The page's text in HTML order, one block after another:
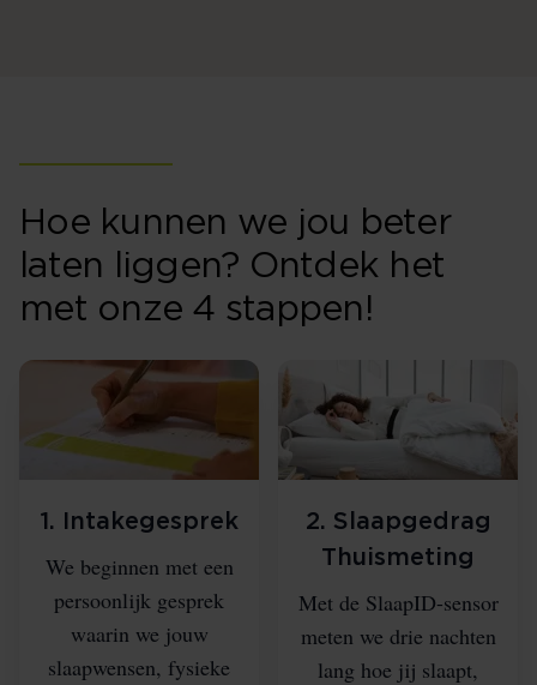
Hoe kunnen we jou beter
laten liggen? Ontdek het
met onze 4 stappen!
1. Intakegesprek
We beginnen met een
persoonlijk gesprek
waarin we jouw
slaapwensen, fysieke
2. Slaapgedrag
Thuismeting
Met de SlaapID-sensor
meten we drie nachten
lang hoe jij slaapt,